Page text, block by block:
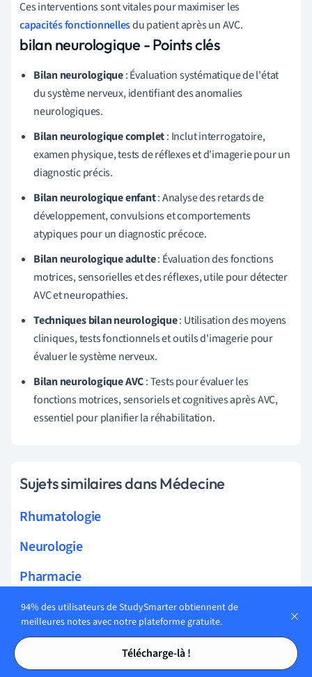
Tables des matières
Tables des matières
Ces interventions sont vitales pour maximiser les
capacités fonctionnellesdu patient après un AVC.
bilan neurologique - Points clés
Bilan neurologique: Évaluation systématique de l'état
du système nerveux, identifiant des anomalies
neurologiques.
Bilan neurologique complet: Inclut interrogatoire,
examen physique, tests de réflexes et d'imagerie pour un
diagnostic précis.
Bilan neurologique enfant: Analyse des retards de
développement, convulsions et comportements
atypiques pour un diagnostic précoce.
Bilan neurologique adulte: Évaluation des fonctions
motrices, sensorielles et des réflexes, utile pour détecter
AVC et neuropathies.
Techniques bilan neurologique: Utilisation des moyens
cliniques, tests fonctionnels et outils d'imagerie pour
évaluer le système nerveux.
Bilan neurologique AVC: Tests pour évaluer les
fonctions motrices, sensoriels et cognitives après AVC,
essentiel pour planifier la réhabilitation.
Sujets similaires dans Médecine
Rhumatologie
Neurologie
Pharmacie
Oncologie
Gastroentérologie
Orthopédie
94% des utilisateurs de StudySmarter obtiennent de
meilleures notes avec notre plateforme gratuite.
Télécharge-là !